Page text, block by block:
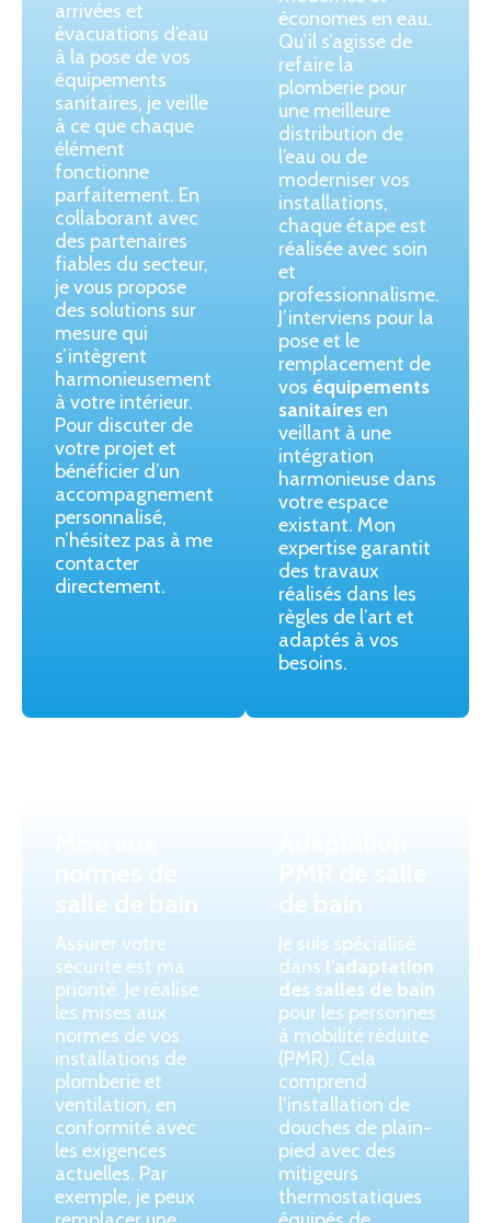
arrivées et
évacuations d’eau
à la pose de vos
équipements
sanitaires, je veille
à ce que chaque
élément
fonctionne
parfaitement. En
collaborant avec
des partenaires
fiables du secteur,
je vous propose
des solutions sur
mesure qui
s’intègrent
harmonieusement
à votre intérieur.
Pour discuter de
votre projet et
bénéficier d’un
accompagnement
personnalisé,
n’hésitez pas à me
contacter
directement.
économes en eau.
Qu’il s’agisse de
refaire la
plomberie pour
une meilleure
distribution de
l’eau ou de
moderniser vos
installations,
chaque étape est
réalisée avec soin
et
professionnalisme.
J’interviens pour la
pose et le
remplacement de
vos équipements
sanitairesen
veillant à une
intégration
harmonieuse dans
votre espace
existant. Mon
expertise garantit
des travaux
réalisés dans les
règles de l’art et
adaptés à vos
besoins.
salle de bain
Assurer votre
sécurité est ma
priorité. Je réalise
les mises aux
normes de vos
installations de
plomberie et
ventilation, en
conformité avec
les exigences
actuelles. Par
exemple, je peux
de bain
Je suis spécialisé
dans l'adaptation
des salles de bain
pour les personnes
à mobilité réduite
(PMR). Cela
comprend
l'installation de
douches de plain-
pied avec des
mitigeurs
thermostatiques